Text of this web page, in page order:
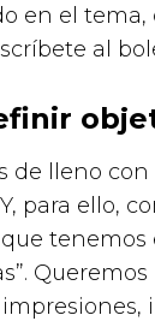
en el tema,
al
de lleno
para ello,
tenemos